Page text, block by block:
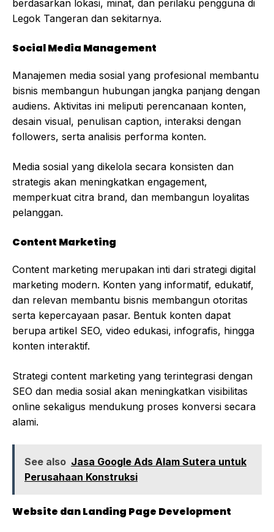
berdasarkan lokasi, minat, dan perilaku pengguna di
Legok Tangeran dan sekitarnya.
Social Media Management
Manajemen media sosial yang profesional membantu
bisnis membangun hubungan jangka panjang dengan
audiens. Aktivitas ini meliputi perencanaan konten,
desain visual, penulisan caption, interaksi dengan
followers, serta analisis performa konten.
Media sosial yang dikelola secara konsisten dan
strategis akan meningkatkan engagement,
memperkuat citra brand, dan membangun loyalitas
pelanggan.
Content Marketing
Content marketing merupakan inti dari strategi digital
marketing modern. Konten yang informatif, edukatif,
dan relevan membantu bisnis membangun otoritas
serta kepercayaan pasar. Bentuk konten dapat
berupa artikel SEO, video edukasi, infografis, hingga
konten interaktif.
Strategi content marketing yang terintegrasi dengan
SEO dan media sosial akan meningkatkan visibilitas
online sekaligus mendukung proses konversi secara
alami.
See also Jasa Google Ads Alam Sutera untuk
Perusahaan Konstruksi
Website dan Landing Page Development